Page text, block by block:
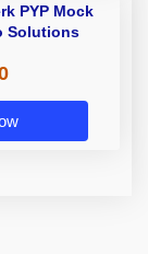
PYP Mock
Solutions